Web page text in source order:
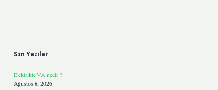
Son Yazılar
Elektrikte VA nedir ?
Ağustos 6, 2026